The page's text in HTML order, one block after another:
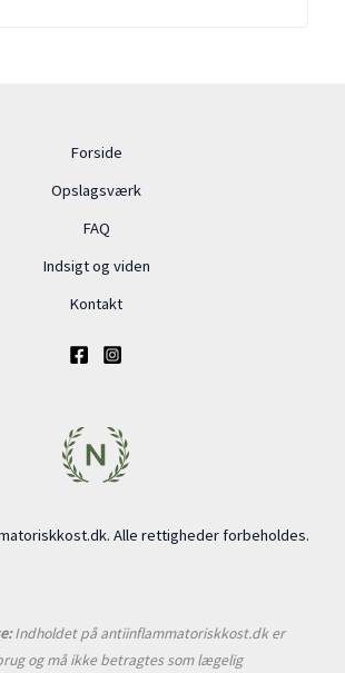
Forside
Opslagsværk
FAQ
Indsigt og viden
Kontakt
Alle rettigheder forbeholdes.
Indholdet på antiinflammatoriskkost.dk er
og må ikke betragtes som lægelig